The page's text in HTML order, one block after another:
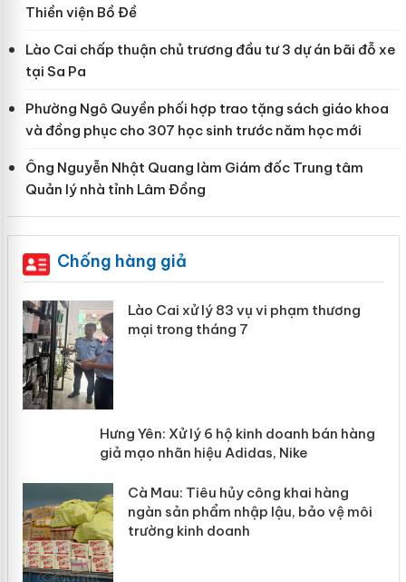
Thiền viện Bồ Đề
Lào Cai chấp thuận chủ trương đầu tư 3 dự án bãi đỗ xe
tại Sa Pa
Phường Ngô Quyền phối hợp trao tặng sách giáo khoa
và đồng phục cho 307 học sinh trước năm học mới
Ông Nguyễn Nhật Quang làm Giám đốc Trung tâm
Quản lý nhà tỉnh Lâm Đồng
Chống hàng giả
Lào Cai xử lý 83 vụ vi phạm thương
mại trong tháng 7
Hưng Yên: Xử lý 6 hộ kinh doanh bán
hàng giả mạo nhãn hiệu Adidas, Nike